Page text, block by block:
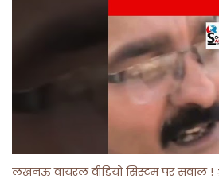
लखनऊ वायरल वीडियो सिस्टम पर सवाल